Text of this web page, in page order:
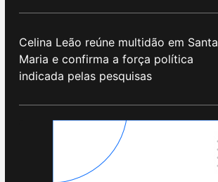
Celina Leão reúne multidão em Santa
Maria e confirma a força política
indicada pelas pesquisas